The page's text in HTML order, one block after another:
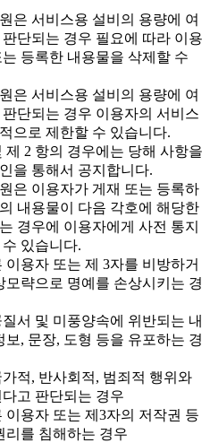
은 서비스용 설비의 용량에 여
단되는 경우 필요에 따라 이용
등록한 내용물을 삭제할 수
은 서비스용 설비의 용량에 여
단되는 경우 이용자의 서비스
으로 제한할 수 있습니다.
2 항의 경우에는 당해 사항을
을 통해서 공지합니다.
은 이용자가 게재 또는 등록하
내용물이 다음 각호에 해당한
경우에 이용자에게 사전 통지
있습니다.
이용자 또는 제 3자를 비방하거
모략으로 명예를 손상시키는 경
질서 및 미풍양속에 위반되는 내
보, 문장, 도형 등을 유포하는 경
가적, 반사회적, 범죄적 행위와
고 판단되는 경우
이용자 또는 제3자의 저작권 등
리를 침해하는 경우